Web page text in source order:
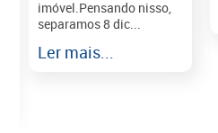
imóvel.Pensando nisso,
separamos 8 dic...
Ler mais...